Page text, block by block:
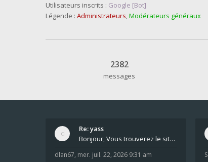
Utilisateurs inscrits : Google [Bot]
Légende : Administrateurs,Modérateurs généraux
2382
messages
Re: yass
Bonjour, Vous trouverez le site ici dans le foru
dlan67, mer. juil. 22, 2026 9:31 am